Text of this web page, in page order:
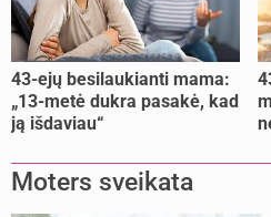
43-ejų besilaukianti mama:
„13-metė dukra pasakė, kad
ją išdaviau“
Moters sveikata